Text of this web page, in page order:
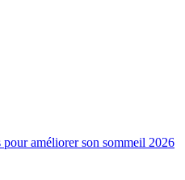
pour améliorer son sommeil 2026